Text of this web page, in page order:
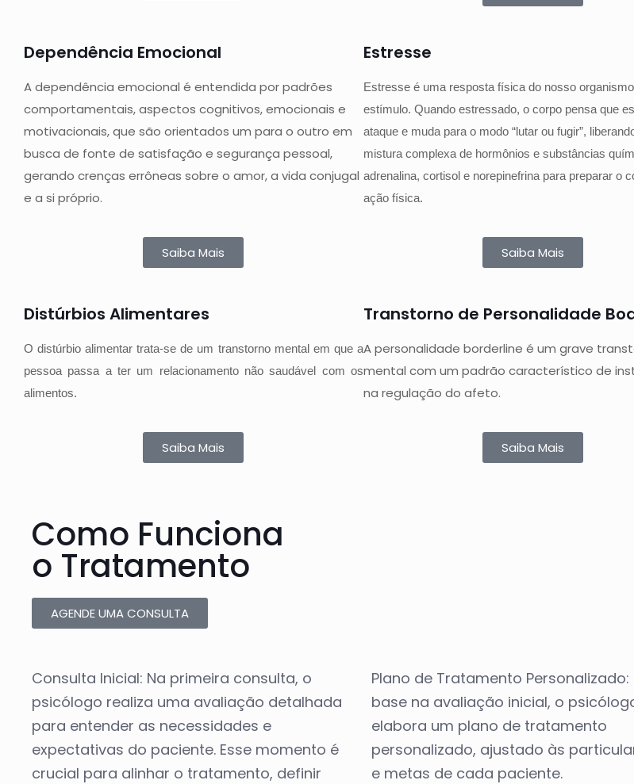
Dependência Emocional
A dependência emocional é entendida por padrões
comportamentais, aspectos cognitivos, emocionais e
motivacionais, que são orientados um para o outro em
busca de fonte de satisfação e segurança pessoal,
gerando crenças errôneas sobre o amor, a vida conjugal
e a si próprio.
Saiba Mais
Estresse
Estresse é uma resposta física do nosso
estímulo. Quando estressado, o corpo pensa que
ataque e muda para o modo “lutar ou fugir”,
mistura complexa de hormônios e substâncias
adrenalina, cortisol e norepinefrina para preparar o
ação física.
Saiba Mais
Distúrbios Alimentares
O distúrbio alimentar trata-se de um transtorno mental em que a
pessoa passa a ter um relacionamento não saudável com os
alimentos.
Saiba Mais
Transtorno de Personalidade
A personalidade borderline é um grave
mental com um padrão característico de
na regulação do afeto.
Saiba Mais
Como Funciona
o Tratamento
AGENDE UMA CONSULTA
Consulta Inicial: Na primeira consulta, o
psicólogo realiza uma avaliação detalhada
para entender as necessidades e
expectativas do paciente. Esse momento é
crucial para alinhar o tratamento, definir
Plano de Tratamento Personalizado:
base na avaliação inicial, o
elabora um plano de tratamento
personalizado, ajustado às
e metas de cada paciente.​